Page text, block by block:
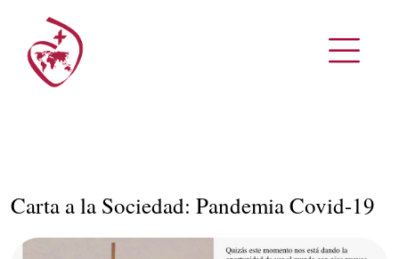
Carta a la Sociedad: Pandemia Covid-19